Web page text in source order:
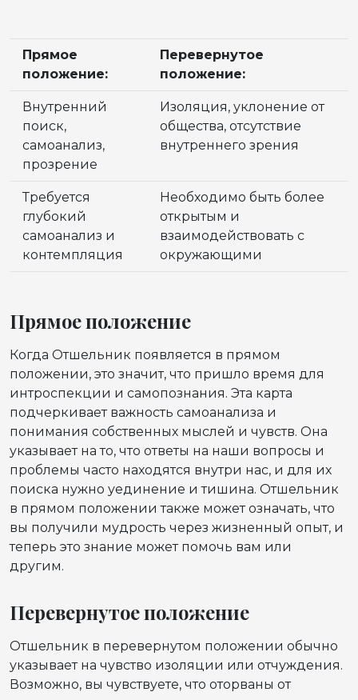
Прямое
положение:
Перевернутое
положение:
Внутренний
поиск,
самоанализ,
прозрение
Изоляция, уклонение от
общества, отсутствие
внутреннего зрения
Требуется
глубокий
самоанализ и
контемпляция
Необходимо быть более
открытым и
взаимодействовать с
окружающими
Прямое положение
Когда Отшельник появляется в прямом
положении, это значит, что пришло время для
интроспекции и самопознания. Эта карта
подчеркивает важность самоанализа и
понимания собственных мыслей и чувств. Она
указывает на то, что ответы на наши вопросы и
проблемы часто находятся внутри нас, и для их
поиска нужно уединение и тишина. Отшельник
в прямом положении также может означать, что
вы получили мудрость через жизненный опыт, и
теперь это знание может помочь вам или
другим.
Перевернутое положение
Отшельник в перевернутом положении обычно
указывает на чувство изоляции или отчуждения.
Возможно, вы чувствуете, что оторваны от